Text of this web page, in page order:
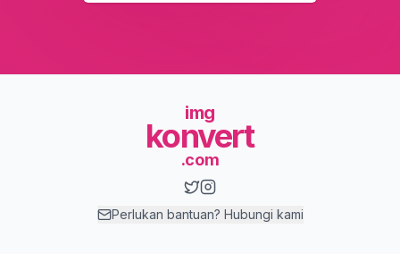
img
konvert
.com
Perlukan bantuan? Hubungi kami